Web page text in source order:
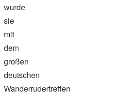
wurde
sie
mit
dem
großen
deutschen
Wanderrudertreffen